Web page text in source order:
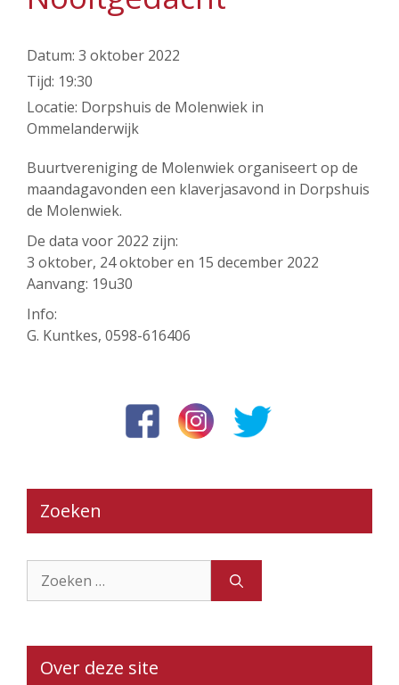
Datum: 3 oktober 2022
Tijd: 19:30
Locatie: Dorpshuis de Molenwiek in
Ommelanderwijk
Buurtvereniging de Molenwiek organiseert op de
maandagavonden een klaverjasavond in Dorpshuis
de Molenwiek.
De data voor 2022 zijn:
3 oktober, 24 oktober en 15 december 2022
Aanvang: 19u30
Info:
G. Kuntkes, 0598-616406
Zoeken
naar:
Over deze site